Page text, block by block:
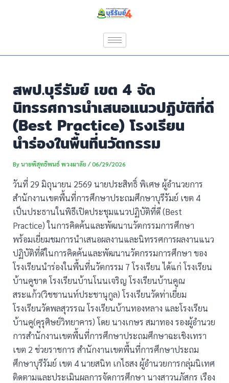
สพป.บุรีรัมย์ เขต 4 จัด
นิทรรศการนำเสนอแนวปฏิบัติที่ดี
(Best Practice) โรงเรียน
นำร่องในพื้นที่นวัตกรรม
Byนายพิสุทธิพนธ์ พวงมาลัย/06/29/2026
วันที่ 29 มิถุนายน 2569 นายประสิทธิ์ พิเศษ ผู้อำนวยการ
สำนักงานเขตพื้นที่การศึกษาประถมศึกษาบุรีรัมย์ เขต 4
เป็นประธานในพิธีเปิดประชุมแนวปฏิบัติที่ดี (Best
Practice) ในการคิดค้นและพัฒนานวัตกรรมการศึกษา
พร้อมเยี่ยมชมการนำเสนอผลงานและนิทรรศการผลงานแนว
ปฏิบัติที่ดีในการคิดค้นและพัฒนานวัตกรรมการศึกษา ของ
โรงเรียนนำร่องในพื้นที่นวัตกรรม 7 โรงเรียน ได้แก่ โรงเรียน
บ้านคูขาด โรงเรียนบ้านโนนเจริญ โรงเรียนบ้านคูณ
สระแก้ว(วิชชานนท์ประชานุกูล) โรงเรียนวัดท่าเยี่ยม
โรงเรียนวัดพลสุวรรณ โรงเรียนบ้านทองหลาง และโรงเรียน
บ้านคู(คุรุศิษย์วิทยาคาร) โดย นางเกษร สมาทอง รองผู้อำนวย
การสำนักงานเขตพื้นที่การศึกษาประถมศึกษาฉะเชิงเทรา
เขต 2 ช่วยราชการ สำนักงานเขตพื้นที่การศึกษาประถม
ศึกษาบุรีรัมย์ เขต 4 นายสนิท เกไธสง ผู้อำนวยการกลุ่มนิเทศ
ติดตามและประเมินผลการจัดการศึกษา นางสาวนภัสกร เรือง